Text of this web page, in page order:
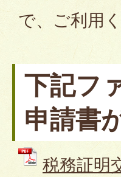
で、ご利用
下記フ
申請書
税務証明